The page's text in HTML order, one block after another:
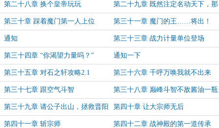
第二十八章 换个皇帝玩玩 第二十九章 既然注定名动天下，那
就来场大的！
第三十章 踩着魔门第一人上位 第三十一章 魔门的王……将出！
通知 第三十三章 战力计量单位登场
第三十四章 “你渴望力量吗？” 通知一下
第三十五章 对石之轩攻略2.1 第三十六章 千呼万唤我就不出来
第三十七章 跟空气斗智 第三十八章 巅峰斗智不敌酱油一瓶
第三十九章 请公子出山，拯救晋阳 第四十章 让大宗师无后
第四十一章 斩宗师 第四十二章 战神殿的第一道传承